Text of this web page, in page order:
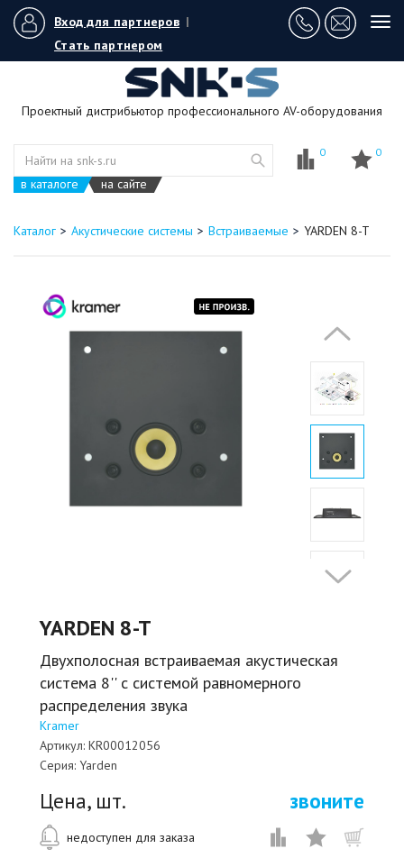
Вход для партнеров |
Стать партнером
Проектный дистрибьютор профессионального AV-оборудования
в каталоге на сайте
0 0
Каталог Акустические системы Встраиваемые YARDEN 8-T
YARDEN 8-T
Двухполосная встраиваемая акустическая
система 8'' с системой равномерного
распределения звука
Kramer
Артикул: KR00012056
Серия: Yarden
Цена, шт. звоните
недоступен для заказа